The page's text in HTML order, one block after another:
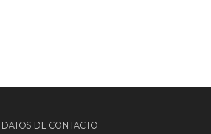
DATOS DE CONTACTO